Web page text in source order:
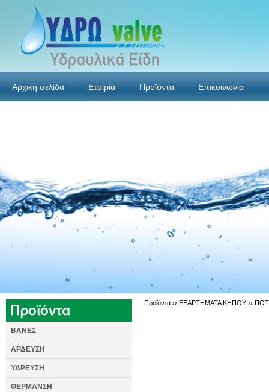
Αρχική σελίδα Εταιρία Προϊόντα Επικοινωνία
ΒΑΝΕΣ
ΑΡΔΕΥΣΗ
ΥΔΡΕΥΣΗ
ΘΕΡΜΑΝΣΗ
Προϊόντα ›› ΕΞΑΡΤΗΜΑΤΑ ΚΗΠΟΥ ››